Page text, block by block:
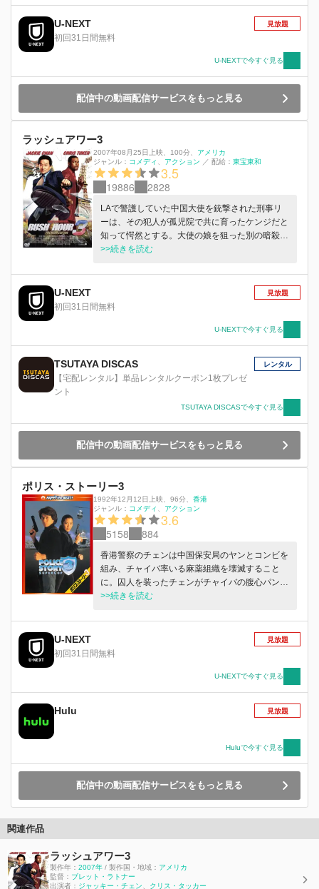
U-NEXT
初回31日間無料
見放題
U-NEXTで今すぐ見る
配信中の動画配信サービスをもっと見る
ラッシュアワー3
2007年08月25日上映 100分
アメリカ
ジャンル： コメディ アクション ／ 配給： 東宝東和
3.5
19886 2828
LAで警護していた中国大使を銃撃された刑事リ
ーは、その犯人が孤児院で共に育ったケンジだと
知って愕然とする。大使の娘を狙った別の暗殺者
を捕らえたリーとカーターはは、彼からジュヌビ
からパリへ飛ぶ。
>>続きを読む
U-NEXT
初回31日間無料
見放題
U-NEXTで今すぐ見る
TSUTAYA DISCAS
【宅配レンタル】単品レンタルクーポン1枚プレゼ
ント
レンタル
TSUTAYA DISCASで今すぐ見る
配信中の動画配信サービスをもっと見る
ポリス・ストーリー3
1992年12月12日上映 96分
香港
ジャンル： コメディ アクション
3.6
5158 884
香港警察のチェンは中国保安局のヤンとコンビを
組み、チャイバ率いる麻薬組織を壊滅すること
に。囚人を装ったチェンがチャイバの腹心パンサ
ーを脱獄させ、組織へと潜り込むことに成功。し
正体がばれてしまう。
>>続きを読む
U-NEXT
初回31日間無料
見放題
U-NEXTで今すぐ見る
Hulu 見放題
Huluで今すぐ見る
配信中の動画配信サービスをもっと見る
関連作品
ラッシュアワー3
製作年： 2007年 / 製作国・地域： アメリカ
監督： ブレット・ラトナー
出演者： ジャッキー・チェン クリス・タッカー